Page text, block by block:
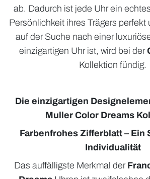
ab. Dadurch ist jede Uhr ein
Persönlichkeit ihres Trägers perfekt
auf der Suche nach einer
einzigartigen Uhr ist, wird bei der
Kollektion fündig.
Die einzigartigen
Muller Color Dreams
Farbenfrohes Zifferblatt – Ein
Individualität
Das auffälligste Merkmal der